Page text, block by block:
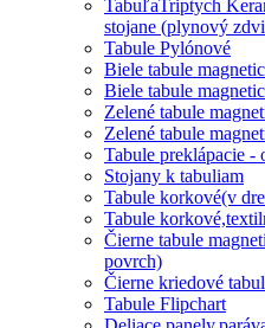
TabuľaTriptych
stojane (plynový
Tabule Pylónové
Biele tabule
Biele tabule
Zelené tabule
Zelené tabule
Tabule preklápacie -
Stojany k tabuliam
Tabule korkové(v
Tabule
Čierne tabule
povrch)
Čierne kriedové
Tabule Flipchart